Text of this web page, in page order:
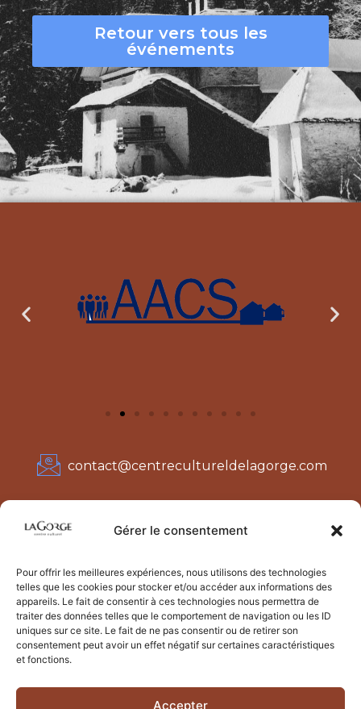
Gérer le consentement
Pour offrir les meilleures expériences, nous utilisons des technologies
telles que les cookies pour stocker et/ou accéder aux informations des
appareils. Le fait de consentir à ces technologies nous permettra de
traiter des données telles que le comportement de navigation ou les ID
uniques sur ce site. Le fait de ne pas consentir ou de retirer son
consentement peut avoir un effet négatif sur certaines caractéristiques
et fonctions.
Accepter
Retour vers tous les
événements
contact@centrecultureldelagorge.com
74170 Les Contamines-Montjoie